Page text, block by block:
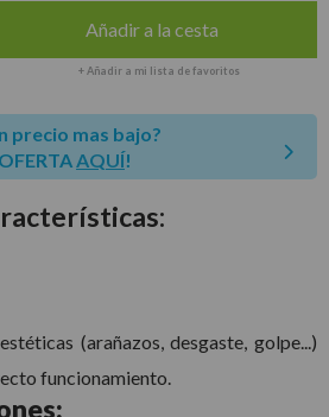
Añadir a la cesta
+ Añadir a mi lista de favoritos
precio mas bajo?
AQUÍ!
(arañazos, desgaste, golpe...)
funcionamiento.